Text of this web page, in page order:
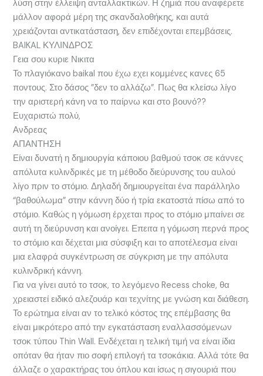
λύση στην έλλειψη ανταλλακτικών. Η ζημιά που αναφέρετε
μάλλον αφορά μέρη της σκανδαλοθήκης, και αυτά
χρειάζονται αντικατάσταση, δεν επιδέχονται επεμβάσεις.
BAIKAL ΚΥΛΙΝΔΡΟΣ
Γεια σου κυριε Νικιτα
Το πλαγιόκανο baikal που έχω εχει κομμένες κανες 65
ποντους. Στο δάσος ”δεν το αλλάζω”. Πως θα κλείσω λίγο
την αριστερή κάνη να το παίρνω και στο βουνό??
Ευχαριστώ πολύ,
Ανδρεας
ΑΠΑΝΤΗΣΗ
Είναι δυνατή η δημιουργία κάποιου βαθμού τσοκ σε κάννες
απόλυτα κυλινδρικές με τη μέθοδο διεύρυνσης του αυλού
λίγο πριν το στόμιο. Δηλαδή δημιουργείται ένα παράλληλο
“βαθούλωμα” στην κάννη δύο ή τρία εκατοστά πίσω από το
στόμιο. Καθώς η γόμωση έρχεται προς το στόμιο μπαίνει σε
αυτή τη διεύρυνση και ανοίγει. Επειτα η γόμωση περνά προς
το στόμιο και δέχεται μια σύσφιξη και το αποτέλεσμα είναι
μια ελαφρά συγκέντρωση σε σύγκριση με την απόλυτα
κυλινδρική κάννη.
Για να γίνει αυτό το τσοκ, το λεγόμενο Recess choke, θα
χρειαστεί ειδικό αλεζουάρ και τεχνίτης με γνώση και διάθεση.
Το ερώτημα είναι αν το τελικό κόστος της επέμβασης θα
είναι μικρότερο από την εγκατάσταση εναλλασσόμενων
τσοκ τύπου Thin Wall. Ενδέχεται η τελική τιμή να είναι ίδια
οπόταν θα ήταν πιο σοφή επιλογή τα τσοκάκια. Αλλά τότε θα
άλλαζε ο χαρακτήρας του όπλου και ίσως η σιγουριά που